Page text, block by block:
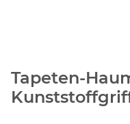
Tapeten-